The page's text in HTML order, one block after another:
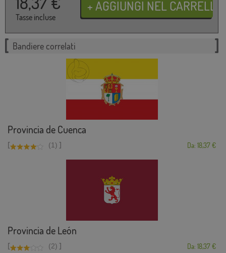
Tasse incluse
Bandiere correlati
Provincia de Cuenca
[ (1) ] Da: 18,37 €
Provincia de León
[ (2) ] Da: 18,37 €